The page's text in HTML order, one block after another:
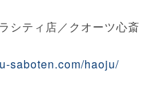
ティ店／クオーツ心斎
saboten.com/haoju/